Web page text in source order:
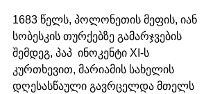
1683 წელს, პოლონეთის მეფის, იან
სობესკის თურქებზე გამარჯვების
შემდეგ, პაპ  ინოკენტი XI-ს
კურთხევით, მარიამის სახელის
დღესასწაული გავრცელდა მთელს